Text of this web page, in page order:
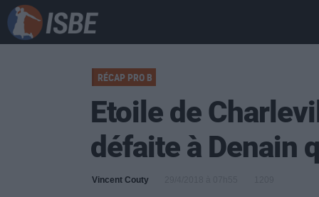
RÉCAP PRO B
Etoile de
défaite à Denain
Vincent Couty